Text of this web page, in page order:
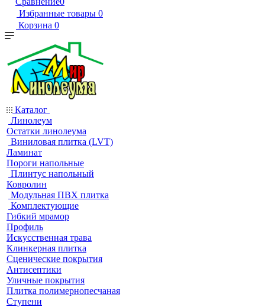
Избранные товары 0
Корзина 0
Каталог
Линолеум
Остатки линолеума
Виниловая плитка (LVT)
Ламинат
Пороги напольные
Плинтус напольный
Ковролин
Модульная ПВХ плитка
Комплектующие
Гибкий мрамор
Профиль
Искусственная трава
Клинкерная плитка
Сценические покрытия
Антисептики
Уличные покрытия
Плитка полимернопесчаная
Ступени